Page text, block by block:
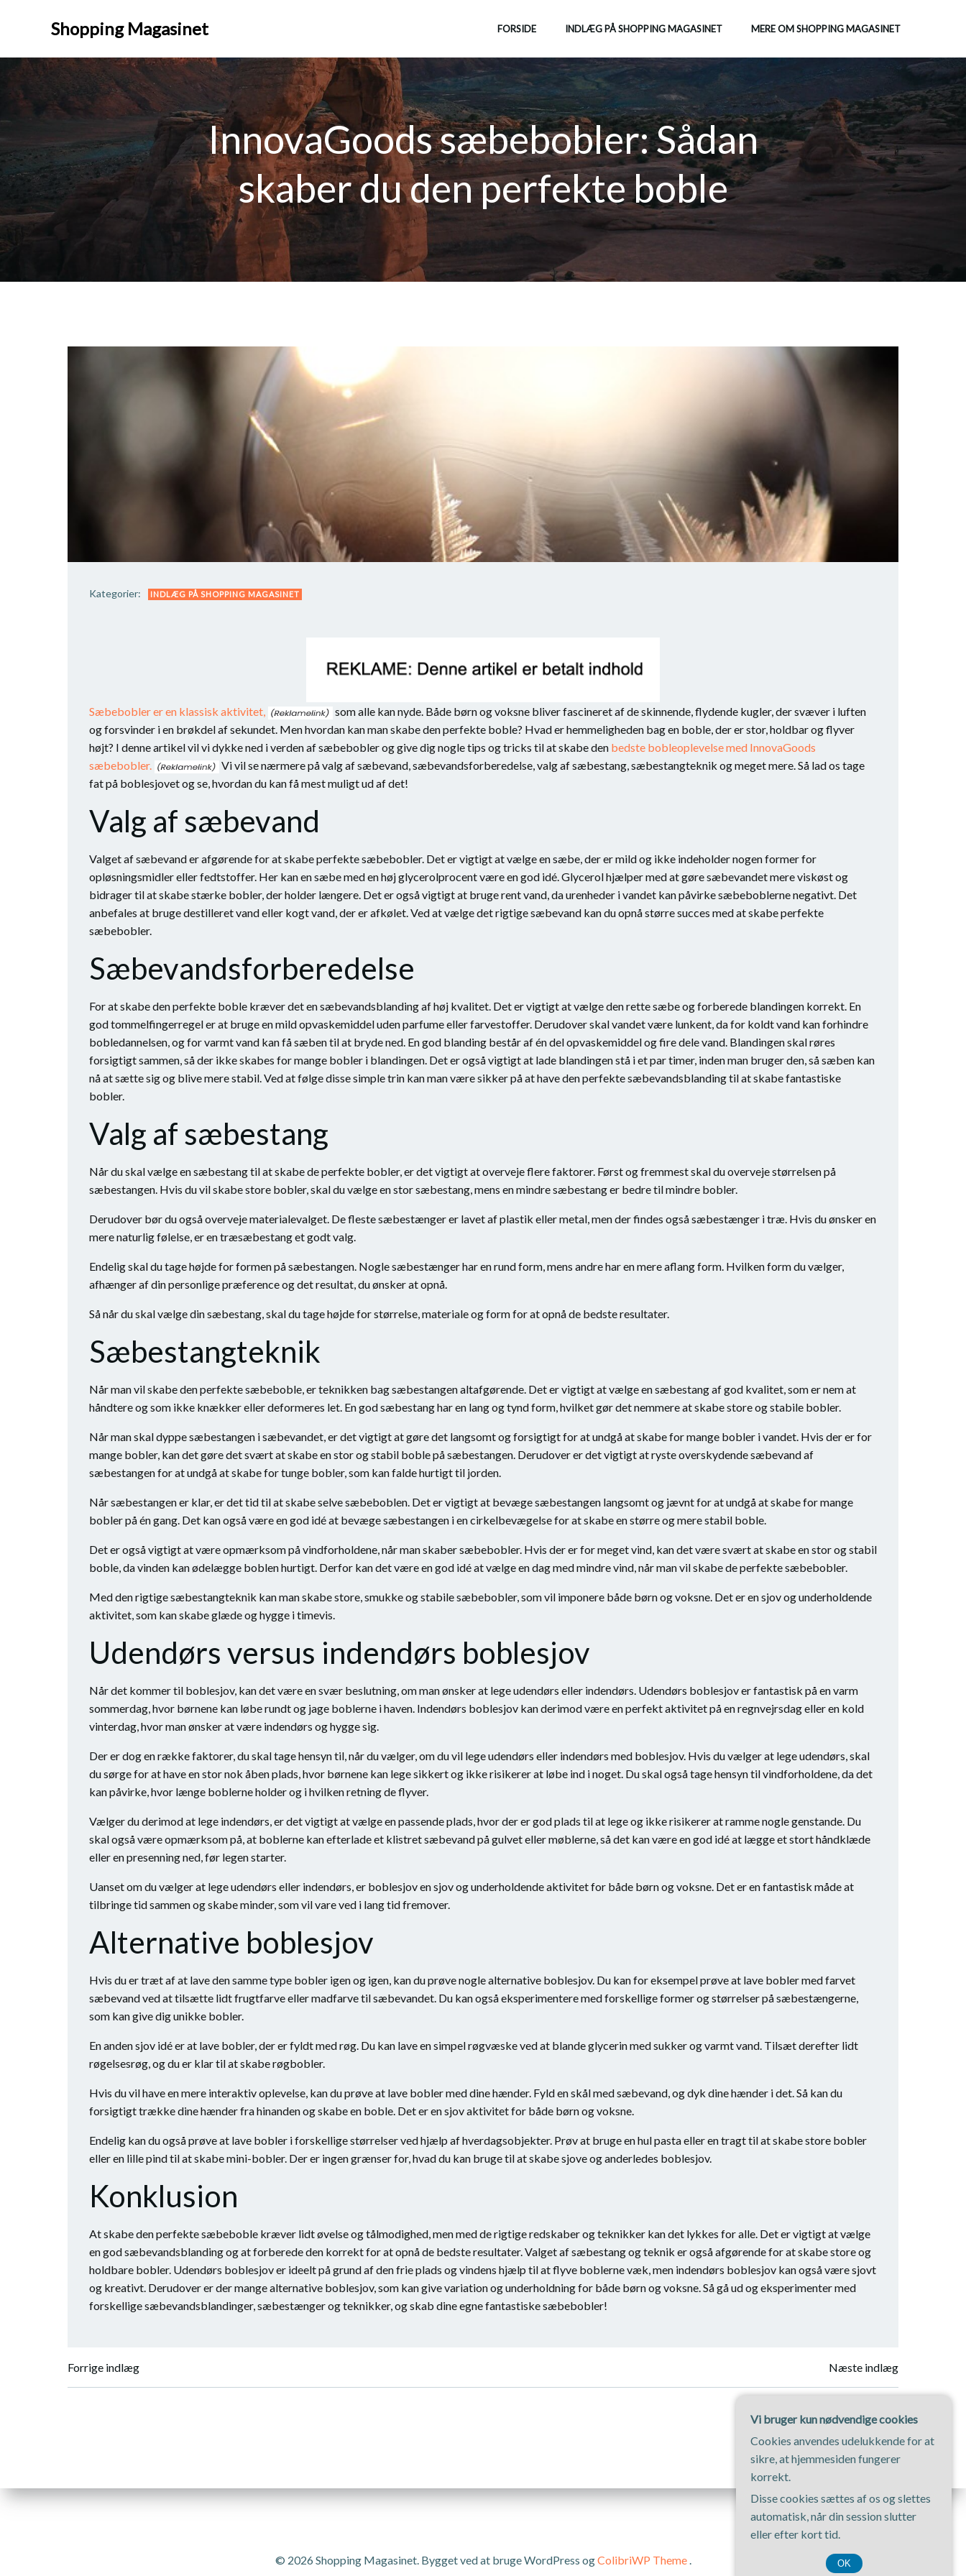
Shopping Magasinet FORSIDE INDLÆG PÅ SHOPPING MAGASINET MERE OM SHOPPING MAGASINET
InnovaGoods sæbebobler: Sådan
skaber du den perfekte boble
Kategorier: INDLÆG PÅ SHOPPING MAGASINET
Sæbebobler er en klassisk aktivitet,
som alle kan nyde. Både børn og voksne bliver fascineret af de skinnende, flydende kugler, der svæver i luften
og forsvinder i en brøkdel af sekundet. Men hvordan kan man skabe den perfekte boble? Hvad er hemmeligheden bag en boble, der er stor, holdbar og flyver
højt? I denne artikel vil vi dykke ned i verden af sæbebobler og give dig nogle tips og tricks til at skabe den bedste bobleoplevelse med InnovaGoods
sæbebobler.
Vi vil se nærmere på valg af sæbevand, sæbevandsforberedelse, valg af sæbestang, sæbestangteknik og meget mere. Så lad os tage
fat på boblesjovet og se, hvordan du kan få mest muligt ud af det!
Valg af sæbevand
Valget af sæbevand er afgørende for at skabe perfekte sæbebobler. Det er vigtigt at vælge en sæbe, der er mild og ikke indeholder nogen former for
opløsningsmidler eller fedtstoffer. Her kan en sæbe med en høj glycerolprocent være en god idé. Glycerol hjælper med at gøre sæbevandet mere viskøst og
bidrager til at skabe stærke bobler, der holder længere. Det er også vigtigt at bruge rent vand, da urenheder i vandet kan påvirke sæbeboblerne negativt. Det
anbefales at bruge destilleret vand eller kogt vand, der er afkølet. Ved at vælge det rigtige sæbevand kan du opnå større succes med at skabe perfekte
sæbebobler.
Sæbevandsforberedelse
For at skabe den perfekte boble kræver det en sæbevandsblanding af høj kvalitet. Det er vigtigt at vælge den rette sæbe og forberede blandingen korrekt. En
god tommelfingerregel er at bruge en mild opvaskemiddel uden parfume eller farvestoffer. Derudover skal vandet være lunkent, da for koldt vand kan forhindre
bobledannelsen, og for varmt vand kan få sæben til at bryde ned. En god blanding består af én del opvaskemiddel og fire dele vand. Blandingen skal røres
forsigtigt sammen, så der ikke skabes for mange bobler i blandingen. Det er også vigtigt at lade blandingen stå i et par timer, inden man bruger den, så sæben kan
nå at sætte sig og blive mere stabil. Ved at følge disse simple trin kan man være sikker på at have den perfekte sæbevandsblanding til at skabe fantastiske
bobler.
Valg af sæbestang
Når du skal vælge en sæbestang til at skabe de perfekte bobler, er det vigtigt at overveje flere faktorer. Først og fremmest skal du overveje størrelsen på
sæbestangen. Hvis du vil skabe store bobler, skal du vælge en stor sæbestang, mens en mindre sæbestang er bedre til mindre bobler.
Derudover bør du også overveje materialevalget. De fleste sæbestænger er lavet af plastik eller metal, men der findes også sæbestænger i træ. Hvis du ønsker en
mere naturlig følelse, er en træsæbestang et godt valg.
Endelig skal du tage højde for formen på sæbestangen. Nogle sæbestænger har en rund form, mens andre har en mere aflang form. Hvilken form du vælger,
afhænger af din personlige præference og det resultat, du ønsker at opnå.
Så når du skal vælge din sæbestang, skal du tage højde for størrelse, materiale og form for at opnå de bedste resultater.
Sæbestangteknik
Når man vil skabe den perfekte sæbeboble, er teknikken bag sæbestangen altafgørende. Det er vigtigt at vælge en sæbestang af god kvalitet, som er nem at
håndtere og som ikke knækker eller deformeres let. En god sæbestang har en lang og tynd form, hvilket gør det nemmere at skabe store og stabile bobler.
Når man skal dyppe sæbestangen i sæbevandet, er det vigtigt at gøre det langsomt og forsigtigt for at undgå at skabe for mange bobler i vandet. Hvis der er for
mange bobler, kan det gøre det svært at skabe en stor og stabil boble på sæbestangen. Derudover er det vigtigt at ryste overskydende sæbevand af
sæbestangen for at undgå at skabe for tunge bobler, som kan falde hurtigt til jorden.
Når sæbestangen er klar, er det tid til at skabe selve sæbeboblen. Det er vigtigt at bevæge sæbestangen langsomt og jævnt for at undgå at skabe for mange
bobler på én gang. Det kan også være en god idé at bevæge sæbestangen i en cirkelbevægelse for at skabe en større og mere stabil boble.
Det er også vigtigt at være opmærksom på vindforholdene, når man skaber sæbebobler. Hvis der er for meget vind, kan det være svært at skabe en stor og stabil
boble, da vinden kan ødelægge boblen hurtigt. Derfor kan det være en god idé at vælge en dag med mindre vind, når man vil skabe de perfekte sæbebobler.
Med den rigtige sæbestangteknik kan man skabe store, smukke og stabile sæbebobler, som vil imponere både børn og voksne. Det er en sjov og underholdende
aktivitet, som kan skabe glæde og hygge i timevis.
Udendørs versus indendørs boblesjov
Når det kommer til boblesjov, kan det være en svær beslutning, om man ønsker at lege udendørs eller indendørs. Udendørs boblesjov er fantastisk på en varm
sommerdag, hvor børnene kan løbe rundt og jage boblerne i haven. Indendørs boblesjov kan derimod være en perfekt aktivitet på en regnvejrsdag eller en kold
vinterdag, hvor man ønsker at være indendørs og hygge sig.
Der er dog en række faktorer, du skal tage hensyn til, når du vælger, om du vil lege udendørs eller indendørs med boblesjov. Hvis du vælger at lege udendørs, skal
du sørge for at have en stor nok åben plads, hvor børnene kan lege sikkert og ikke risikerer at løbe ind i noget. Du skal også tage hensyn til vindforholdene, da det
kan påvirke, hvor længe boblerne holder og i hvilken retning de flyver.
Vælger du derimod at lege indendørs, er det vigtigt at vælge en passende plads, hvor der er god plads til at lege og ikke risikerer at ramme nogle genstande. Du
skal også være opmærksom på, at boblerne kan efterlade et klistret sæbevand på gulvet eller møblerne, så det kan være en god idé at lægge et stort håndklæde
eller en presenning ned, før legen starter.
Uanset om du vælger at lege udendørs eller indendørs, er boblesjov en sjov og underholdende aktivitet for både børn og voksne. Det er en fantastisk måde at
tilbringe tid sammen og skabe minder, som vil vare ved i lang tid fremover.
Alternative boblesjov
Hvis du er træt af at lave den samme type bobler igen og igen, kan du prøve nogle alternative boblesjov. Du kan for eksempel prøve at lave bobler med farvet
sæbevand ved at tilsætte lidt frugtfarve eller madfarve til sæbevandet. Du kan også eksperimentere med forskellige former og størrelser på sæbestængerne,
som kan give dig unikke bobler.
En anden sjov idé er at lave bobler, der er fyldt med røg. Du kan lave en simpel røgvæske ved at blande glycerin med sukker og varmt vand. Tilsæt derefter lidt
røgelsesrøg, og du er klar til at skabe røgbobler.
Hvis du vil have en mere interaktiv oplevelse, kan du prøve at lave bobler med dine hænder. Fyld en skål med sæbevand, og dyk dine hænder i det. Så kan du
forsigtigt trække dine hænder fra hinanden og skabe en boble. Det er en sjov aktivitet for både børn og voksne.
Endelig kan du også prøve at lave bobler i forskellige størrelser ved hjælp af hverdagsobjekter. Prøv at bruge en hul pasta eller en tragt til at skabe store bobler
eller en lille pind til at skabe mini-bobler. Der er ingen grænser for, hvad du kan bruge til at skabe sjove og anderledes boblesjov.
Konklusion
At skabe den perfekte sæbeboble kræver lidt øvelse og tålmodighed, men med de rigtige redskaber og teknikker kan det lykkes for alle. Det er vigtigt at vælge
en god sæbevandsblanding og at forberede den korrekt for at opnå de bedste resultater. Valget af sæbestang og teknik er også afgørende for at skabe store og
holdbare bobler. Udendørs boblesjov er ideelt på grund af den frie plads og vindens hjælp til at flyve boblerne væk, men indendørs boblesjov kan også være sjovt
og kreativt. Derudover er der mange alternative boblesjov, som kan give variation og underholdning for både børn og voksne. Så gå ud og eksperimenter med
forskellige sæbevandsblandinger, sæbestænger og teknikker, og skab dine egne fantastiske sæbebobler!
Indlægsnavigation
Forrige indlæg Næste indlæg
© 2026 Shopping Magasinet. Bygget ved at bruge WordPress ogColibriWP Theme.
Vi bruger kun nødvendige cookies
Cookies anvendes udelukkende for at
sikre, at hjemmesiden fungerer
korrekt.
Disse cookies sættes af os og slettes
automatisk, når din session slutter
eller efter kort tid.
OK